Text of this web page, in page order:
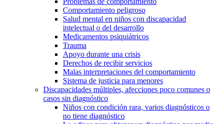
Comportamiento peligroso
Salud mental en niños con discapacidad
intelectual o del desarrollo
Medicamentos psiquiátricos
Trauma
Apoyo durante una crisis
Derechos de recibir servicios
Malas interpretaciones del comportamiento
Sistema de justicia para menores
Discapacidades múltiples, afecciones poco comunes o
casos sin diagnóstico
Niños con condición rara, varios diagnósticos o
no tiene diagnóstico